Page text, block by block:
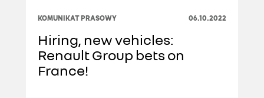
KOMUNIKAT PRASOWY 06.10.2022
Hiring, new vehicles:
Renault Group bets on
France!